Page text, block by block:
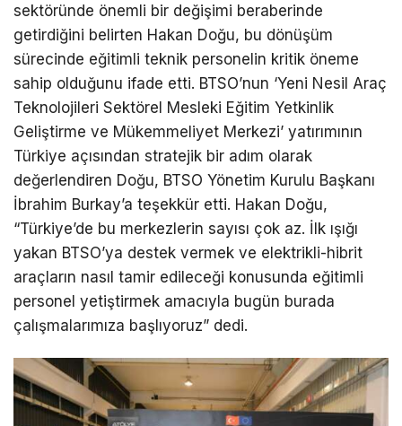
sektöründe önemli bir değişimi beraberinde
getirdiğini belirten Hakan Doğu, bu dönüşüm
sürecinde eğitimli teknik personelin kritik öneme
sahip olduğunu ifade etti. BTSO’nun ‘Yeni Nesil Araç
Teknolojileri Sektörel Mesleki Eğitim Yetkinlik
Geliştirme ve Mükemmeliyet Merkezi’ yatırımının
Türkiye açısından stratejik bir adım olarak
değerlendiren Doğu, BTSO Yönetim Kurulu Başkanı
İbrahim Burkay’a teşekkür etti. Hakan Doğu,
“Türkiye’de bu merkezlerin sayısı çok az. İlk ışığı
yakan BTSO’ya destek vermek ve elektrikli-hibrit
araçların nasıl tamir edileceği konusunda eğitimli
personel yetiştirmek amacıyla bugün burada
çalışmalarımıza başlıyoruz” dedi.